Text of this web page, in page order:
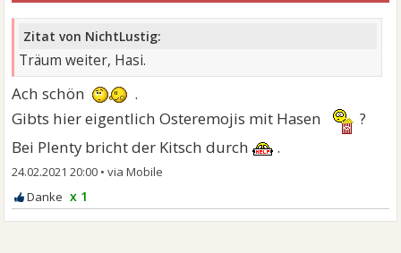
Zitat von NichtLustig:
Träum weiter, Hasi.
Ach schön
.
Gibts hier eigentlich Osteremojis mit Hasen
?
Bei Plenty bricht der Kitsch durch
.
24.02.2021 20:00 •
x 1